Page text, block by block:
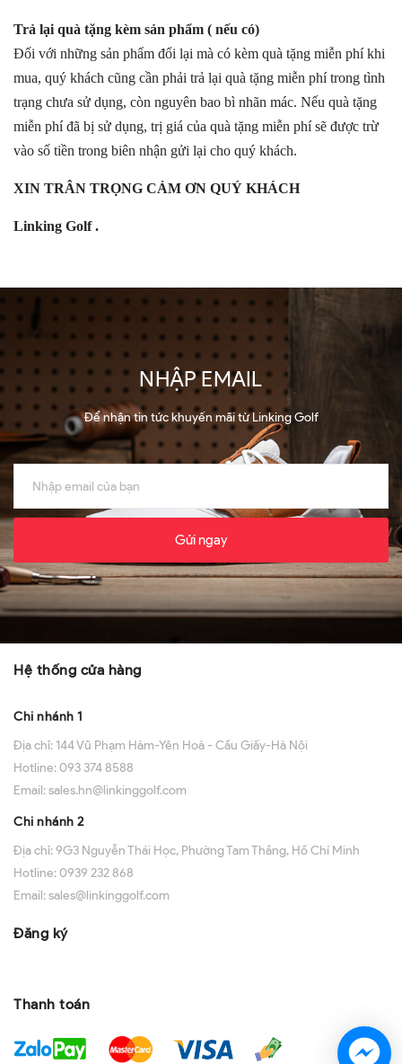
Trả lại quà tặng kèm sản phẩm ( nếu có)
Đối với những sản phẩm đổi lại mà có kèm quà tặng miễn phí khi
mua, quý khách cũng cần phải trả lại quà tặng miễn phí trong tình
trạng chưa sử dụng, còn nguyên bao bì nhãn mác. Nếu quà tặng
miễn phí đã bị sử dụng, trị giá của quà tặng miễn phí sẽ được trừ
vào số tiền trong biên nhận gửi lại cho quý khách.
XIN TRÂN TRỌNG CẢM ƠN QUÝ KHÁCH
Linking Golf .
NHẬP EMAIL
Để nhận tin tức khuyến mãi từ Linking Golf
Gửi ngay
Hệ thống cửa hàng
Chi nhánh 1
Địa chỉ: 144 Vũ Phạm Hàm-Yên Hoà - Cầu Giấy-Hà Nội
Hotline:093 374 8588
Email:sales.hn@linkinggolf.com
Chi nhánh 2
Địa chỉ:9G3 Nguyễn Thái Học, Phường Tam Thắng, Hồ Chí Minh
Hotline:0939 232 868
Email:sales@linkinggolf.com
Đăng ký
Thanh toán